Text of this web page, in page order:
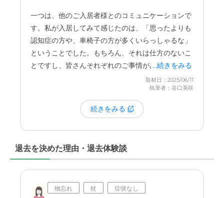
施設での生活は、結局のところ「人」との関わりが
一番大切だと私は思います。どんなに立派な設備が
あっても、そこで働く人たちの対応が冷たかった
り、無関心だったりしたら、心穏やかには過ごせま
せん。入居してから今まで、スタッフの方のことで
ては心から満足しています。日々の生活の中で、食
事は大きな楽しみの一つです。ここのお食事は、美
味しいですよ。
栄養バランスを考えた献立で、温かいものは温か
く、冷たいものは冷たい状態で提供してくださいま
介助など、様々なことを有料でやっていただけるこ
とは理解しています。
でも、 「このくらいの頼みごとなら、もしかしたら
元々支払っているサービス費の範囲内でやってもら
のかな？」と、迷ってしまうことがあるのです。施
設のスタッフの方に直接聞けばいいのかもしれませ
んが、些細なことだと「こんなことを頼んでいいの
どのサービスが基本料金に含まれていて、どこから
すく明示されていると、私たち入居者も、もっと気
一つは、他のご入居者様とのコミュニケーションで
す。私が入居してみて感じたのは、「思ったよりも
認知症の方や、車椅子の方が多くいらっしゃるな」
ということでした。もちろん、それは仕方のないこ
とですし、皆さんそれぞれのご事情があって入居さ
ただ、私自身はまだ認知症ではありませんし、幸い
自分の足で歩くことができます。そうすると、食事
す。
ほど、気兼ねなくお話ができる、話が通じる方がい
...続きをみる
取材日：2025/06/11
執筆者：谷口美咲
続きをみる
退去を決めた理由・退去体験談
物忘れ 杖 症状なし